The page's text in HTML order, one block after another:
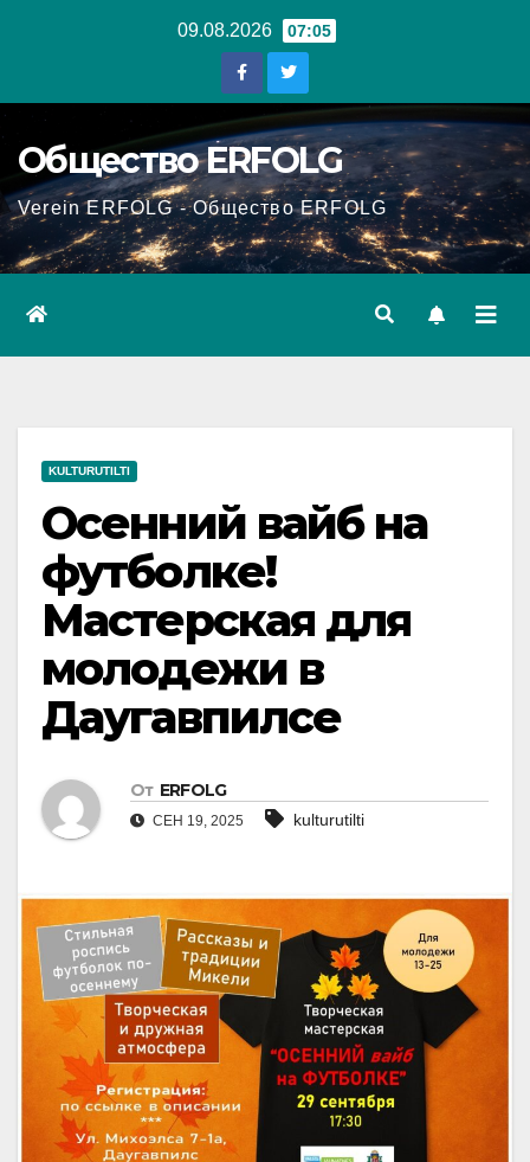
09.08.2026 07:05
Общество ERFOLG
Verein ERFOLG - Общество ERFOLG
KULTURUTILTI
Осенний вайб на
футболке!
Мастерская для
молодежи в
Даугавпилсе
От ERFOLG
СЕН 19, 2025 kulturutilti